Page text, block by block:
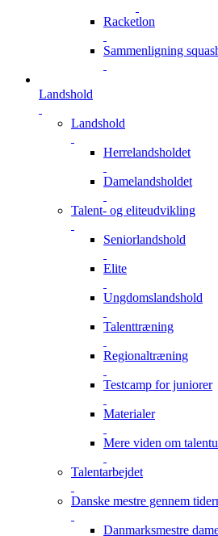
Racketlon
Sammenligning
Landshold
Landshold
Herrelandsholdet
Damelandsholdet
Talent- og eliteudvikling
Seniorlandshold
Elite
Ungdomslandshold
Talenttræning
Regionaltræning
Testcamp for juniorer
Materialer
Mere viden om
Talentarbejdet
Danske mestre gennem
Danmarksmestre